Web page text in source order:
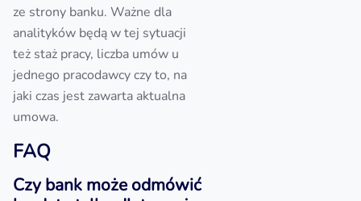
ze strony banku. Ważne dla
analityków będą w tej sytuacji
też staż pracy, liczba umów u
jednego pracodawcy czy to, na
jaki czas jest zawarta aktualna
umowa.
FAQ
Czy bank może odmówić